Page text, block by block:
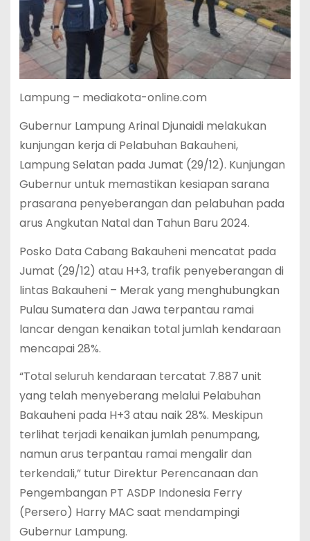
Lampung – mediakota-online.com
Gubernur Lampung Arinal Djunaidi melakukan
kunjungan kerja di Pelabuhan Bakauheni,
Lampung Selatan pada Jumat (29/12). Kunjungan
Gubernur untuk memastikan kesiapan sarana
prasarana penyeberangan dan pelabuhan pada
arus Angkutan Natal dan Tahun Baru 2024.
Posko Data Cabang Bakauheni mencatat pada
Jumat (29/12) atau H+3, trafik penyeberangan di
lintas Bakauheni – Merak yang menghubungkan
Pulau Sumatera dan Jawa terpantau ramai
lancar dengan kenaikan total jumlah kendaraan
mencapai 28%.
“Total seluruh kendaraan tercatat 7.887 unit
yang telah menyeberang melalui Pelabuhan
Bakauheni pada H+3 atau naik 28%. Meskipun
terlihat terjadi kenaikan jumlah penumpang,
namun arus terpantau ramai mengalir dan
terkendali,” tutur Direktur Perencanaan dan
Pengembangan PT ASDP Indonesia Ferry
(Persero) Harry MAC saat mendampingi
Gubernur Lampung.